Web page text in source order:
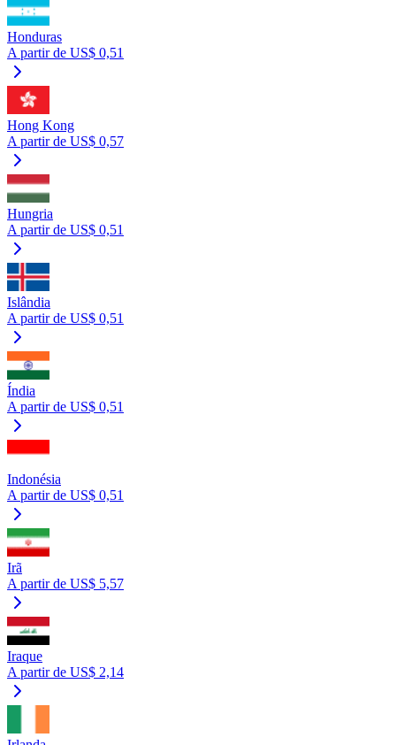
Honduras
A partir de US$ 0,51
Hong Kong
A partir de US$ 0,57
Hungria
A partir de US$ 0,51
Islândia
A partir de US$ 0,51
Índia
A partir de US$ 0,51
Indonésia
A partir de US$ 0,51
Irã
A partir de US$ 5,57
Iraque
A partir de US$ 2,14